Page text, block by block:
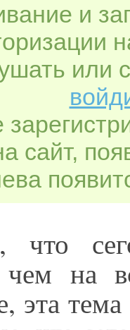
и
или
сайт,
на
эта